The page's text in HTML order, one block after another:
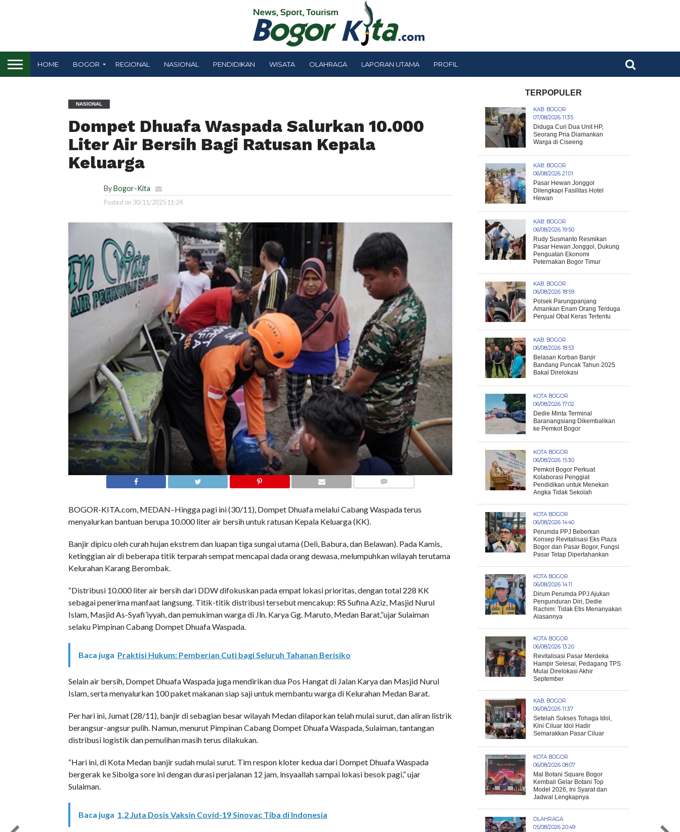
HOME BOGOR REGIONAL NASIONAL PENDIDIKAN WISATA OLAHRAGA LAPORAN UTAMA PROFIL
NASIONAL
Dompet Dhuafa Waspada Salurkan 10.000
Liter Air Bersih Bagi Ratusan Kepala
Keluarga
ByBogor-Kita
Posted on 30/11/2025 11:24
BOGOR-KITA.com, MEDAN–Hingga pagi ini (30/11), Dompet Dhuafa melalui Cabang Waspada terus
menyalurkan bantuan berupa 10.000 liter air bersih untuk ratusan Kepala Keluarga (KK).
Banjir dipicu oleh curah hujan ekstrem dan luapan tiga sungai utama (Deli, Babura, dan Belawan). Pada Kamis,
ketinggian air di beberapa titik terparah sempat mencapai dada orang dewasa, melumpuhkan wilayah terutama
Kelurahan Karang Berombak.
“Distribusi 10.000 liter air bersih dari DDW difokuskan pada empat lokasi prioritas, dengan total 228 KK
sebagai penerima manfaat langsung. Titik-titik distribusi tersebut mencakup: RS Sufina Aziz, Masjid Nurul
Islam, Masjid As-Syafi’iyyah, dan pemukiman warga di Jln. Karya Gg. Maruto, Medan Barat,”ujar Sulaiman
selaku Pimpinan Cabang Dompet Dhuafa Waspada.
Baca juga Praktisi Hukum: Pemberian Cuti bagi Seluruh Tahanan Berisiko
Selain air bersih, Dompet Dhuafa Waspada juga mendirikan dua Pos Hangat di Jalan Karya dan Masjid Nurul
Islam, serta menyalurkan 100 paket makanan siap saji untuk membantu warga di Kelurahan Medan Barat.
Per hari ini, Jumat (28/11), banjir di sebagian besar wilayah Medan dilaporkan telah mulai surut, dan aliran listrik
berangsur-angsur pulih. Namun, menurut Pimpinan Cabang Dompet Dhuafa Waspada, Sulaiman, tantangan
distribusi logistik dan pemulihan masih terus dilakukan.
“Hari ini, di Kota Medan banjir sudah mulai surut. Tim respon kloter kedua dari Dompet Dhuafa Waspada
bergerak ke Sibolga sore ini dengan durasi perjalanan 12 jam, insyaallah sampai lokasi besok pagi,” ujar
Sulaiman.
Baca juga 1,2 Juta Dosis Vaksin Covid-19 Sinovac Tiba di Indonesia
TERPOPULER
KAB. BOGOR
07/08/2026 11:35
Diduga Curi Dua Unit HP,
Seorang Pria Diamankan
Warga di Ciseeng
KAB. BOGOR
06/08/2026 21:01
Pasar Hewan Jonggol
Dilengkapi Fasilitas Hotel
Hewan
KAB. BOGOR
06/08/2026 19:50
Rudy Susmanto Resmikan
Pasar Hewan Jonggol, Dukung
Penguatan Ekonomi
Peternakan Bogor Timur
KAB. BOGOR
06/08/2026 18:59
Polsek Parungpanjang
Amankan Enam Orang Terduga
Penjual Obat Keras Tertentu
KAB. BOGOR
06/08/2026 18:53
Belasan Korban Banjir
Bandang Puncak Tahun 2025
Bakal Direlokasi
KOTA BOGOR
06/08/2026 17:02
Dedie Minta Terminal
Baranangsiang Dikembalikan
ke Pemkot Bogor
KOTA BOGOR
06/08/2026 15:30
Pemkot Bogor Perkuat
Kolaborasi Penggiat
Pendidikan untuk Menekan
Angka Tidak Sekolah
KOTA BOGOR
06/08/2026 14:40
Perumda PPJ Beberkan
Konsep Revitalisasi Eks Plaza
Bogor dan Pasar Bogor, Fungsi
Pasar Tetap Dipertahankan
KOTA BOGOR
06/08/2026 14:11
Dirum Perumda PPJ Ajukan
Pengunduran Diri, Dedie
Rachim: Tidak Etis Menanyakan
Alasannya
KOTA BOGOR
06/08/2026 13:20
Revitalisasi Pasar Merdeka
Hampir Selesai, Pedagang TPS
Mulai Direlokasi Akhir
September
KAB. BOGOR
06/08/2026 11:37
Setelah Sukses Tohaga Idol,
Kini Ciluar Idol Hadir
Semarakkan Pasar Ciluar
KOTA BOGOR
06/08/2026 08:07
Mal Botani Square Bogor
Kembali Gelar Botani Top
Model 2026, Ini Syarat dan
Jadwal Lengkapnya
OLAHRAGA
05/08/2026 20:49